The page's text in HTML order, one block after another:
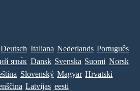
Deutsch Italiana Nederlands Português
язы́к Dansk Svenska Suomi Norsk
Slovenský Magyar Hrvatski
Latvijas eesti